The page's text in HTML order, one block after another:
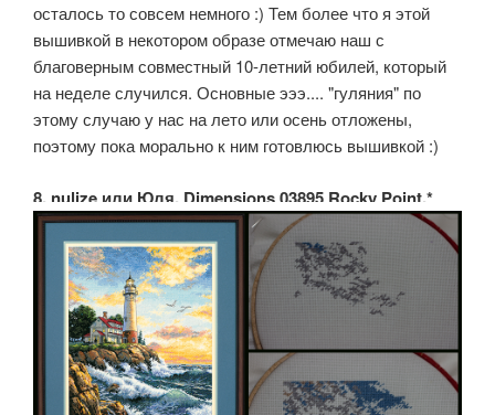
осталось то совсем немного :) Тем более что я этой
вышивкой в некотором образе отмечаю наш с
благоверным совместный 10-летний юбилей, который
на неделе случился. Основные эээ.... "гуляния" по
этому случаю у нас на лето или осень отложены,
поэтому пока морально к ним готовлюсь вышивкой :)
8. nulize или Юля. Dimensions 03895 Rocky Point.*